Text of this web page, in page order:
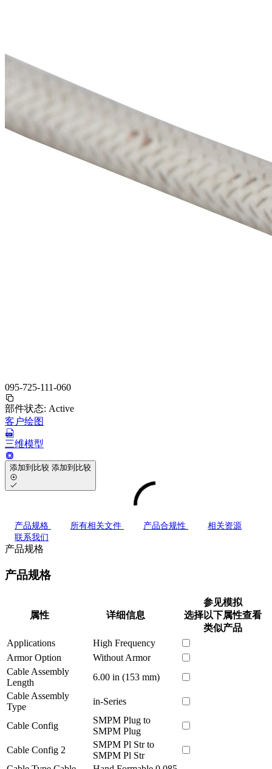
095-725-111-060
部件状态: Active
客户绘图
三维模型
添加到比较 添加到比较
产品规格 所有相关文件 产品合规性
相关资源
联系我们
产品规格
产品规格
属性 详细信息
参见模拟
选择以下属性查看
类似产品
Applications
High Frequency
Armor Option
Without Armor
Cable Assembly
Length
6.00 in (153 mm)
Cable Assembly
Type
in-Series
Cable Config
SMPM Plug to
SMPM Plug
Cable Config 2
SMPM Pl Str to
SMPM Pl Str